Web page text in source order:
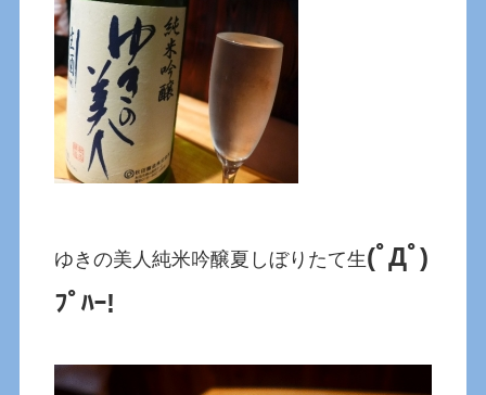
ゆきの美人純米吟醸夏しぼりたて生(ﾟДﾟ)
ﾌﾟﾊｰ!